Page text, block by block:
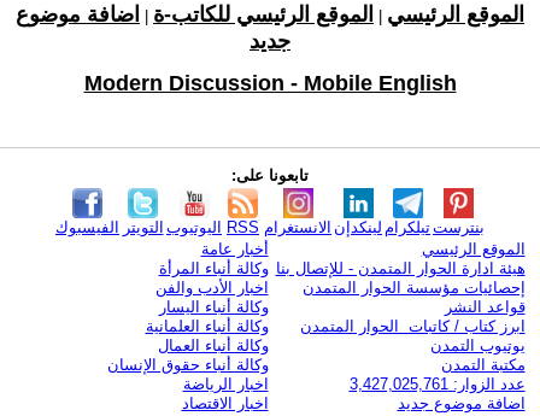
الموقع الرئيسي الموقع الرئيسي للكاتب-ة
اضافة موضوع
جديد
Modern Discussion - Mobile English
تابعونا على:
الفيسبوك التويتر اليوتيوب RSS الانستغرام لينكدإن تيلكرامبنترست
الموقع الرئيسي
هيئة ادارة الحوار المتمدن - للإتصال بنا
إحصائيات مؤسسة الحوار المتمدن
قواعد النشر
ابرز كتاب / كاتبات الحوار المتمدن
يوتيوب التمدن
مكتبة التمدن
عدد الزوار: 3,427,025,761
اضافة موضوع جديد
أخبار عامة
وكالة أنباء المرأة
اخبار الأدب والفن
وكالة أنباء اليسار
وكالة أنباء العلمانية
وكالة أنباء العمال
وكالة أنباء حقوق الإنسان
اخبار الرياضة
اخبار الاقتصاد